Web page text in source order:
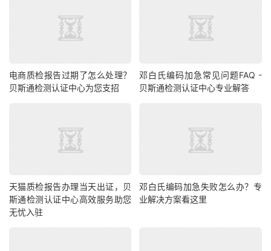
电商质检报告过期了怎么处理？
贝斯通检测认证中心为您支招
邓白氏编码加急常见问题FAQ -
贝斯通检测认证中心专业解答
天猫质检报告办理当天出证，贝
斯通检测认证中心高效服务助您
无忧入驻
邓白氏编码加急失败怎么办？专
业解决方案看这里